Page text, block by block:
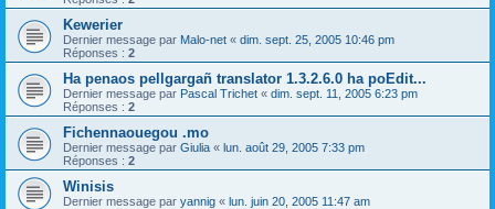
Kewerier
Dernier message par Malo-net « dim. sept. 25, 2005 10:46 pm
Réponses : 2
Ha penaos pellgargañ translator 1.3.2.6.0 ha poEdit...
Dernier message par Pascal Trichet « dim. sept. 11, 2005 6:23 pm
Réponses : 2
Fichennaouegou .mo
Dernier message par Giulia « lun. août 29, 2005 7:33 pm
Réponses : 2
Winisis
Dernier message par yannig « lun. juin 20, 2005 11:47 am